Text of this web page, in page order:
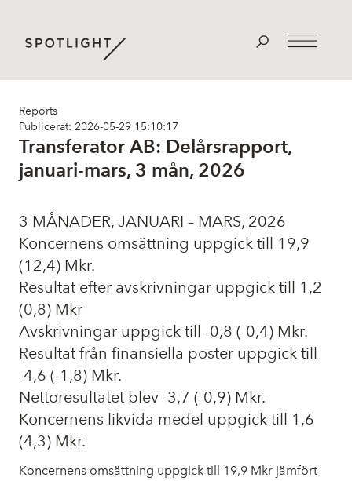
Reports
Publicerat: 2026-05-29 15:10:17
Transferator AB: Delårsrapport,
januari-mars, 3 mån, 2026
3 MÅNADER, JANUARI – MARS, 2026
Koncernens omsättning uppgick till 19,9
(12,4) Mkr.
Resultat efter avskrivningar uppgick till 1,2
(0,8) Mkr
Avskrivningar uppgick till -0,8 (-0,4) Mkr.
Resultat från finansiella poster uppgick till
-4,6 (-1,8) Mkr.
Nettoresultatet blev -3,7 (-0,9) Mkr.
Koncernens likvida medel uppgick till 1,6
(4,3) Mkr.
Koncernens omsättning uppgick till 19,9 Mkr jämfört